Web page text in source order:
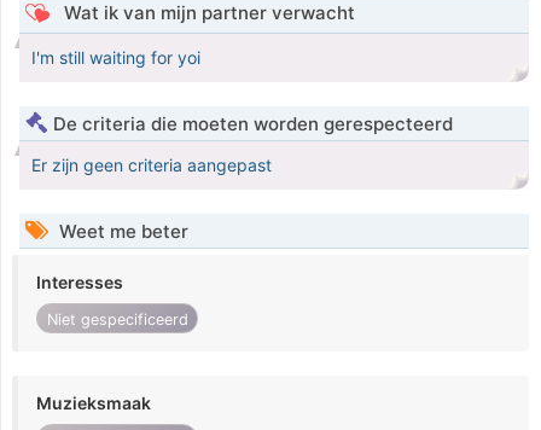
Wat ik van mijn partner verwacht
I'm still waiting for yoi
De criteria die moeten worden gerespecteerd
Er zijn geen criteria aangepast
Weet me beter
Interesses
Niet gespecificeerd
Muzieksmaak